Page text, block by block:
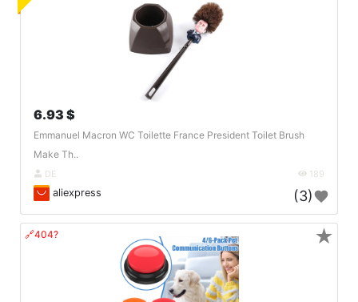
6.93 $
Emmanuel Macron WC Toilette France President Toilet Brush
Make Th..
DE 189
aliexpress (3)
🔗404? ★